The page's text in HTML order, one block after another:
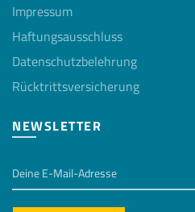
Impressum
Haftungsausschluss
Datenschutzbelehrung
Rücktrittsversicherung
NEWSLETTER